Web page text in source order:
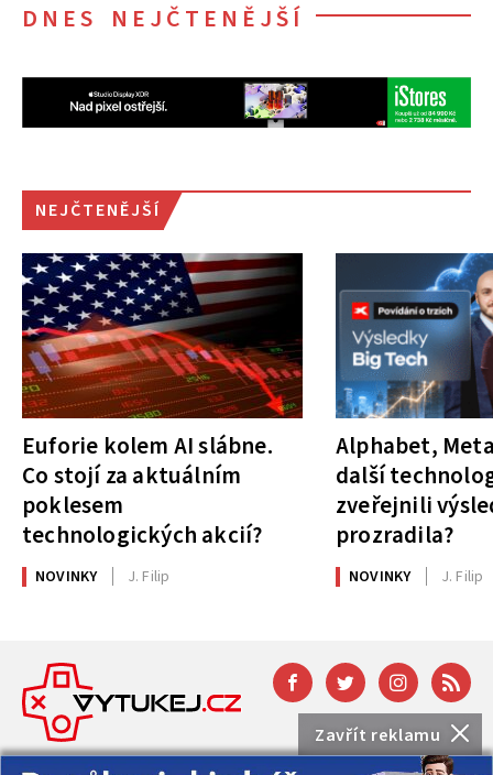
Zavřít reklamu
DNES NEJČTENĚJŠÍ
NEJČTENĚJŠÍ
Euforie kolem AI slábne.
Co stojí za aktuálním
poklesem
technologických akcií?
NOVINKY J. Filip
Alphabet,
další
zveřejnili
prozradila?
NOVINKY J. Filip